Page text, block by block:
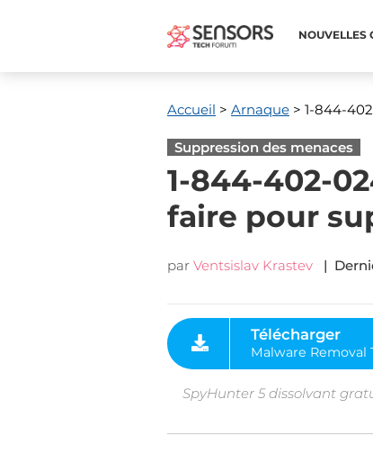
NOUVELLES
Accueil > Arnaque > 1-844-
Suppression des menaces
1-844-402-
faire pour
par Ventsislav Krastev |
Malware Removal Tool
SpyHunter 5 dissolvant